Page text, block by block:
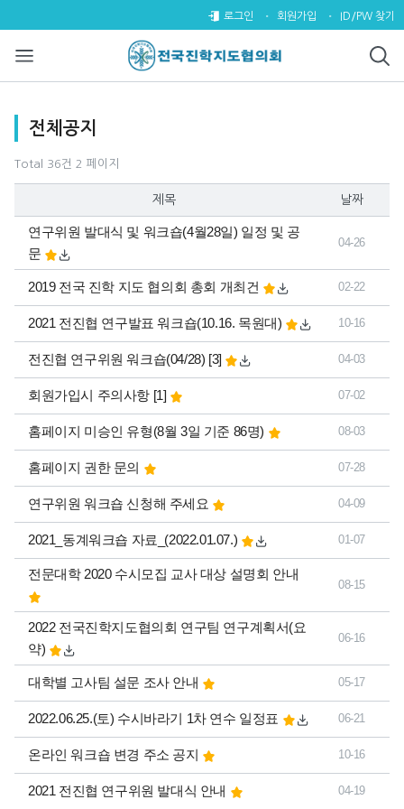
전체공지 2 페이지 로그인 회원가입 ID/PW 찾기
전체공지
Total 36건 2 페이지
제목 날짜
연구위원 발대식 및 워크숍(4월28일) 일정 및 공
문
04-26
2019 전국 진학 지도 협의회 총회 개최건 02-22
2021 전진협 연구발표 워크숍(10.16. 목원대) 10-16
전진협 연구위원 워크숍(04/28) 댓글
[3]개 04-03
회원가입시 주의사항 댓글
[1]개 07-02
홈페이지 미승인 유형(8월 3일 기준 86명) 08-03
홈페이지 권한 문의 07-28
연구위원 워크숍 신청해 주세요 04-09
2021_동계워크숍 자료_(2022.01.07.) 01-07
전문대학 2020 수시모집 교사 대상 설명회 안내
08-15
2022 전국진학지도협의회 연구팀 연구계획서(요
약)
06-16
대학별 고사팀 설문 조사 안내 05-17
2022.06.25.(토) 수시바라기 1차 연수 일정표 06-21
온라인 워크숍 변경 주소 공지 10-16
2021 전진협 연구위원 발대식 안내 04-19